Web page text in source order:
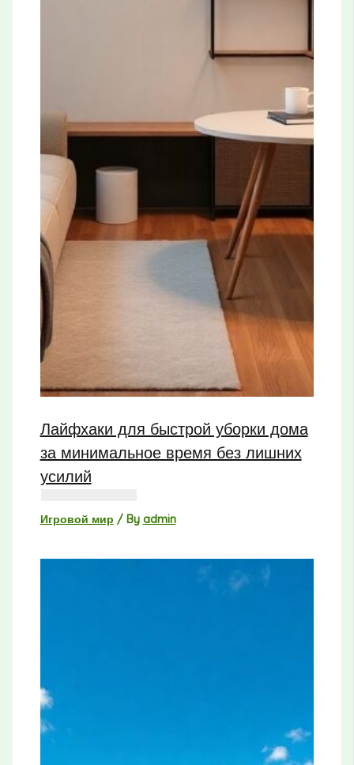
Лайфхаки для быстрой уборки дома
за минимальное время без лишних
усилий
Игровой мир / By admin